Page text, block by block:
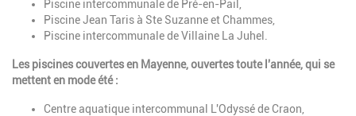
Piscine intercommunale de Pré-en-Pail,
Piscine Jean Taris à Ste Suzanne et Chammes,
Piscine intercommunale de Villaine La Juhel.
Les piscines couvertes en Mayenne, ouvertes toute l'année, qui se
mettent en mode été :
Centre aquatique intercommunal L'Odyssé de Craon,